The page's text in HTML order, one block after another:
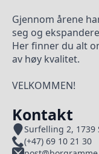
Gjennom årene
seg og
Her finner du alt
av høy kvalitet.
VELKOMMEN!
Kontakt
Surfelling 2, 1739
(+47) 69 10 21 30